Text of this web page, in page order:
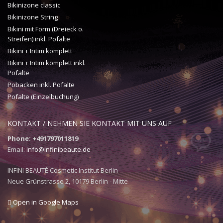
Bikinizone classic
Bikinizone String
Bikini mit Form (Dreieck o.
Streifen) inkl. Pofalte
Bikini + Intim komplett
Bikini + Intim komplett inkl.
Pofalte
Pobacken inkl. Pofalte
Pofalte (Einzelbuchung)
KONTAKT / NEHMEN SIE KONTAKT MIT UNS AUF
Phone: +491797011819
Email: info@infinibeaute.de
INFINI BEAUTÉ Cosmetic Institut Berlin
Neue Grünstrasse 2, 10179 Berlin - Mitte
Open in Google Maps